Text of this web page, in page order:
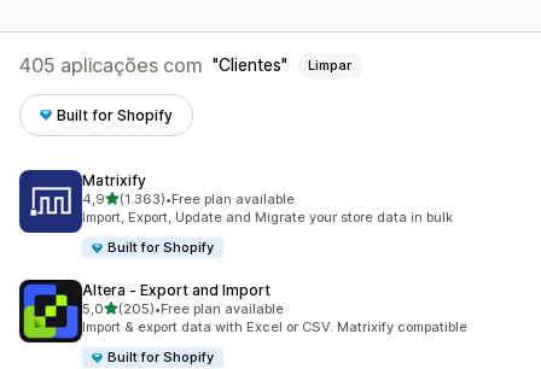
405 aplicações com Clientes Limpar
Built for Shopify
Matrixify
4,9de 5 estrelas
(1.363)
1363 total de avaliações
•Free plan available
Import, Export, Update and Migrate your store data in bulk
Built for Shopify
Altera ‑ Export and Import
5,0de 5 estrelas
(205)
205 total de avaliações
•Free plan available
Import & export data with Excel or CSV. Matrixify compatible
Built for Shopify